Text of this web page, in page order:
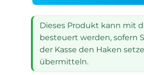
Dieses Produkt kann mit
besteuert werden, sofern
der Kasse den Haken
übermitteln.